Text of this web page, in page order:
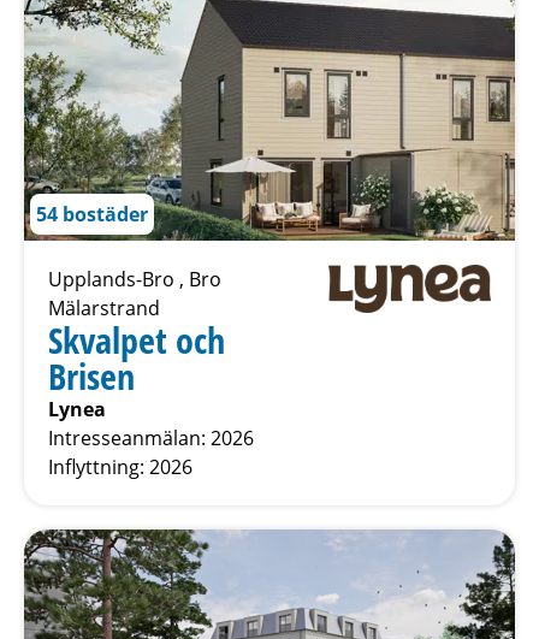
54 bostäder
Upplands-Bro , Bro
Mälarstrand
Skvalpet och
Brisen
Lynea
Intresseanmälan: 2026
Inflyttning: 2026